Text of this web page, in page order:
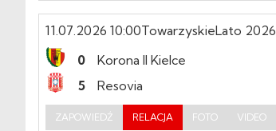
11.07.2026 10:00TowarzyskieLato 2026
0
Korona II Kielce
5
Resovia
ZAPOWIEDŹ RELACJA FOTO VIDEO